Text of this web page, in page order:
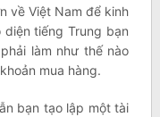
về Việt Nam để kinh
tiếng Trung bạn
làm như thế nào
mua hàng.
bạn tạo lập một tài